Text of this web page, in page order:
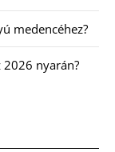
medencéhez?
nyarán?